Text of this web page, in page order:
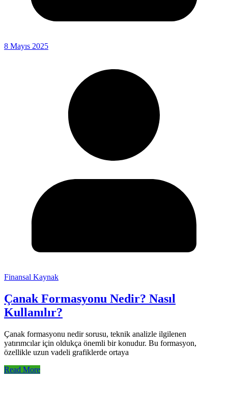
8 Mayıs 2025
Finansal Kaynak
Çanak Formasyonu Nedir? Nasıl
Kullanılır?
Çanak formasyonu nedir sorusu, teknik analizle ilgilenen
yatırımcılar için oldukça önemli bir konudur. Bu formasyon,
özellikle uzun vadeli grafiklerde ortaya
Read More